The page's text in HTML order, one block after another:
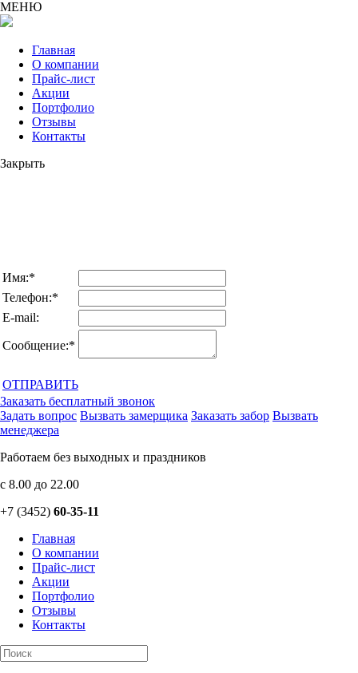
МЕНЮ
Главная
О компании
Прайс-лист
Акции
Портфолио
Отзывы
Контакты
Закрыть
Имя:*
Телефон:*
E-mail:
Сообщение:*
ОТПРАВИТЬ
Заказать бесплатный звонок
Задать вопрос Вызвать замерщика Заказать забор Вызвать
менеджера
Работаем без выходных и праздников
с 8.00 до 22.00
+7 (3452) 60-35-11
Главная
О компании
Прайс-лист
Акции
Портфолио
Отзывы
Контакты